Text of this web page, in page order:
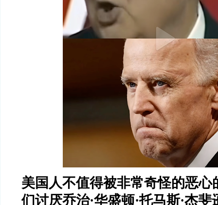
美国人不值得被非常奇怪的恶心
们讨厌乔治·华盛顿·托马斯·杰斐